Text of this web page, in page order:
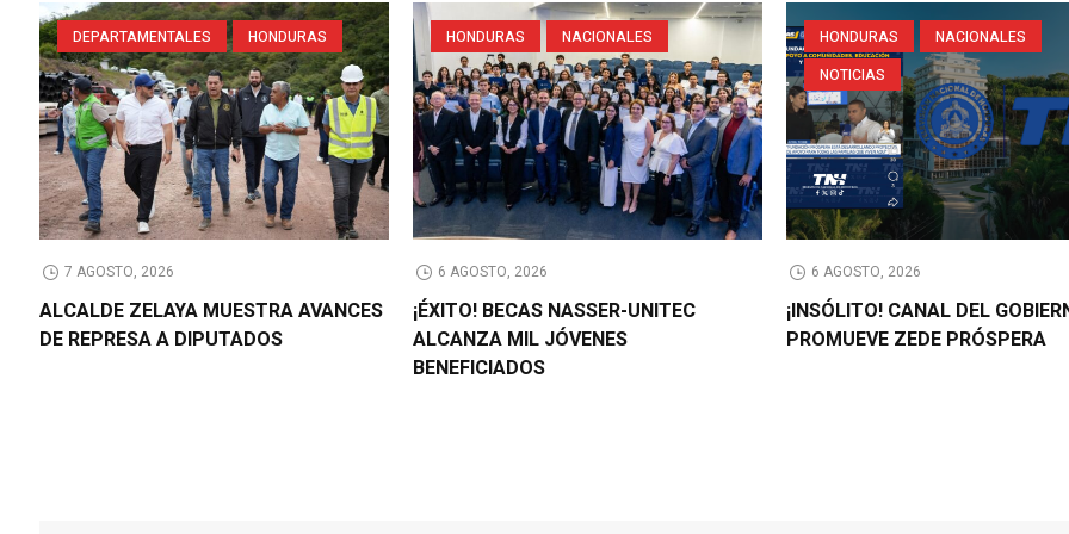
DEPARTAMENTALES HONDURAS
7 AGOSTO, 2026
ALCALDE ZELAYA MUESTRA AVANCES
DE REPRESA A DIPUTADOS
HONDURAS NACIONALES
6 AGOSTO, 2026
¡ÉXITO! BECAS NASSER-UNITEC
ALCANZA MIL JÓVENES
BENEFICIADOS
HONDURAS
NACIONALES
NOTICIAS
6 AGOSTO, 2026
¡INSÓLITO! CANAL DEL
PROMUEVE ZEDE PRÓSPERA